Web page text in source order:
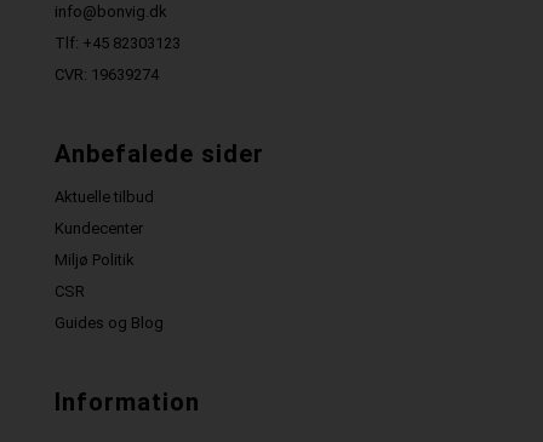
info@bonvig.dk
Tlf: +45 82303123
CVR: 19639274
Anbefalede sider
Aktuelle tilbud
Kundecenter
Miljø Politik
CSR
Guides og Blog
Information